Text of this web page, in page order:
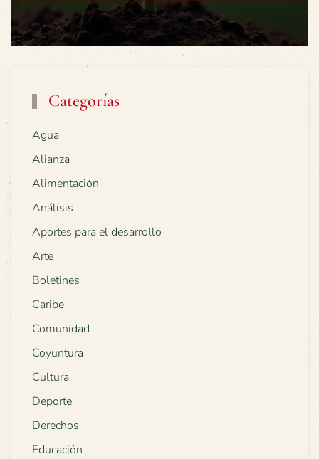
Categorías
Agua
Alianza
Alimentación
Análisis
Aportes para el desarrollo
Arte
Boletines
Caribe
Comunidad
Coyuntura
Cultura
Deporte
Derechos
Educación